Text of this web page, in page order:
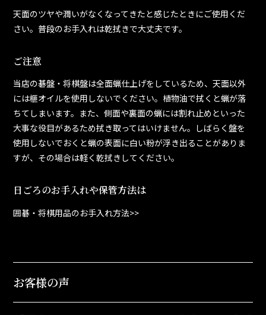
天面のツヤや潤いがなくなってきたと感じたときにご使用くだ
さい。普段のお手入れは乾拭きで大丈夫です。
ご注意
当店の碁盤・将棋盤は全面蝋仕上げをしているため、天面以外
には榧オイルを使用しないでください。植物油で拭くと蝋が落
ちてしまいます。また、側面や裏面の蝋には割れ止めといった
大事な役目があるため拭き取ってはいけません。しばらく盤を
使用しないでおくと蝋の表面に白い粉が浮き出ることがありま
すが、その場合は軽く乾拭きしてください。
日ごろのお手入れや保管方法は
囲碁・将棋用品のお手入れ方法>>
お客様の声